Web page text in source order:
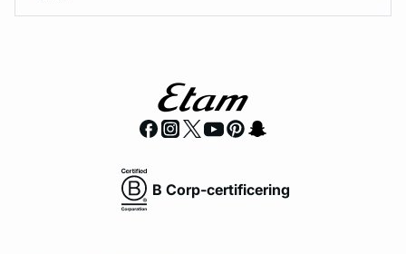
B Corp-certificering